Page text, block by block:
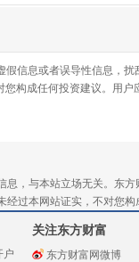
信息或者误导性信息，
构成任何投资建议。用
，与本站立场无关。东
过本网站证实，不对您
户
关注东方财富
东方财富网微博